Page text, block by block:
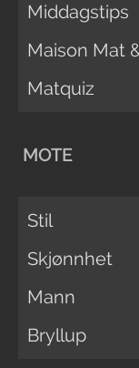
Middagstips
Maison Mat
Matquiz
MOTE
Stil
Skjønnhet
Mann
Bryllup